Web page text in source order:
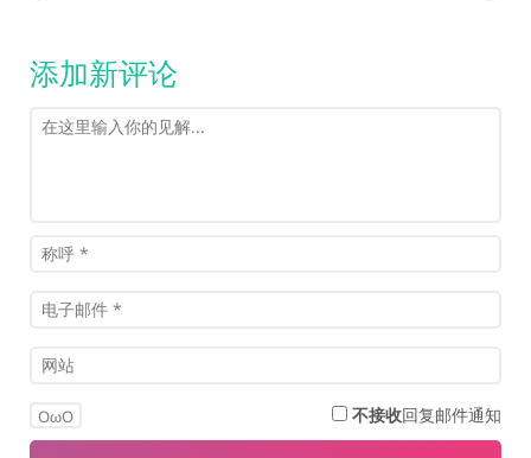
添加新评论
OωO 不接收回复邮件通知